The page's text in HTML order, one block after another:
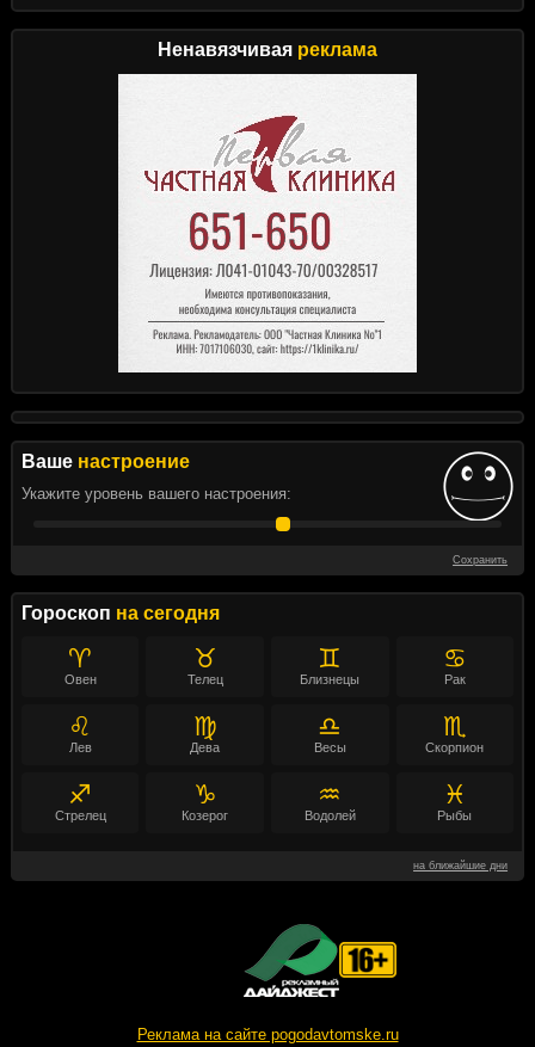
Ненавязчивая реклама
Ваше настроение
Укажите уровень вашего настроения:
Сохранить
Гороскоп на сегодня
♈
Овен
♉
Телец
♊
Близнецы
♋
Рак
♌
Лев
♍
Дева
♎
Весы
♏
Скорпион
♐
Стрелец
♑
Козерог
♒
Водолей
♓
Рыбы
на ближайшие дни
Реклама на сайте pogodavtomske.ru